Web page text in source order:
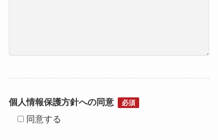
個人情報保護方針への同意 必須
同意する